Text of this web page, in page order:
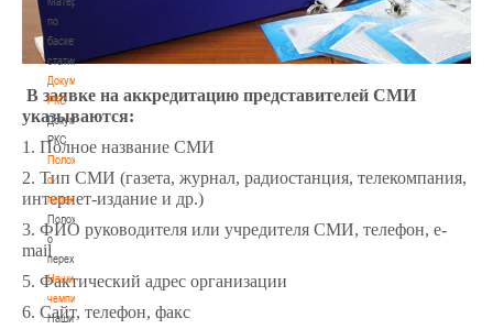
по
баскетбольной
статистике
Документы
РКС
Документы
РКС
Положение
о
переходах
Положение
о
переходах
Наши
чемпионы
Наши
В заявке на аккредитацию представителей СМИ
указываются:
1. Полное название СМИ
2. Тип СМИ (газета, журнал, радиостанция, телекомпания,
интернет-издание и др.)
3. ФИО руководителя или учредителя СМИ, телефон, e-
mail
5. Фактический адрес организации
6. Сайт, телефон, факс